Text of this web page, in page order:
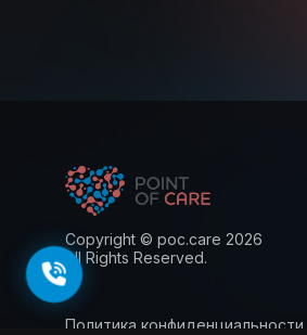
Copyright © poc.care 2026
All Rights Reserved.
Политика конфиденциальности